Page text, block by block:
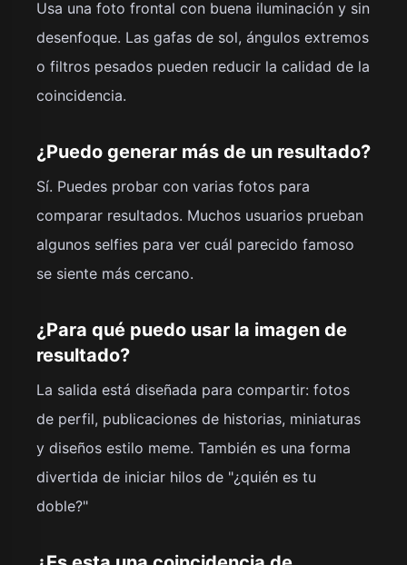
Usa una foto frontal con buena iluminación y sin
desenfoque. Las gafas de sol, ángulos extremos
o filtros pesados pueden reducir la calidad de la
coincidencia.
¿Puedo generar más de un resultado?
Sí. Puedes probar con varias fotos para
comparar resultados. Muchos usuarios prueban
algunos selfies para ver cuál parecido famoso
se siente más cercano.
¿Para qué puedo usar la imagen de
resultado?
La salida está diseñada para compartir: fotos
de perfil, publicaciones de historias, miniaturas
y diseños estilo meme. También es una forma
divertida de iniciar hilos de "¿quién es tu
doble?"